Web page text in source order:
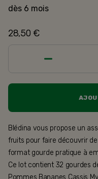
dès 6 mois
28,50 €
Blédina vous propose un
fruits pour faire découvrir
format gourde pratique à
Ce lot contient 32 gourdes
Pommes Bananes Cassis